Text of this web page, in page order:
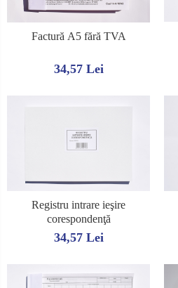
Factură A5 fără TVA
34,57 Lei
Registru intrare ieşire
corespondenţă
34,57 Lei